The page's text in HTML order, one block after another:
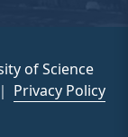
of Science
Privacy Policy